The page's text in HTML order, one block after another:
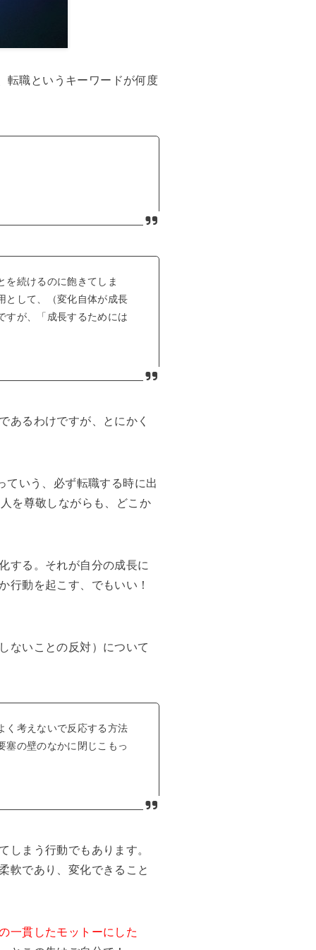
転職というキーワードが何度
を続けるのに飽きてしま
として、（変化自体が成長
すが、「成長するためには
あるわけですが、とにかく
ていう、必ず転職する時に出
を尊敬しながらも、どこか
する。それが自分の成長に
行動を起こす、でもいい！
ないことの反対）について
く考えないで反応する方法
塞の壁のなかに閉じこもっ
しまう行動でもあります。
軟であり、変化できること
一貫したモットーにした